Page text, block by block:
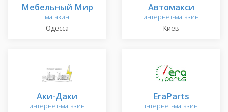
Мебельный Мир
магазин
Одесса
Автомакси
интернет-магазин
Киев
Аки-Даки
интернет-магазин
EraParts
інтернет-магазин